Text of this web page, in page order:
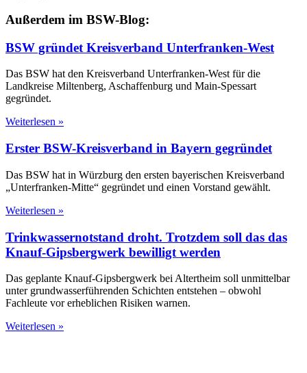
Außerdem im BSW-Blog:
BSW gründet Kreisverband Unterfranken-West
Das BSW hat den Kreisverband Unterfranken-West für die
Landkreise Miltenberg, Aschaffenburg und Main-Spessart
gegründet.
Weiterlesen »
Erster BSW-Kreisverband in Bayern gegründet
Das BSW hat in Würzburg den ersten bayerischen Kreisverband
„Unterfranken-Mitte“ gegründet und einen Vorstand gewählt.
Weiterlesen »
Trinkwassernotstand droht. Trotzdem soll das das
Knauf-Gipsbergwerk bewilligt werden
Das geplante Knauf-Gipsbergwerk bei Altertheim soll unmittelbar
unter grundwasserführenden Schichten entstehen – obwohl
Fachleute vor erheblichen Risiken warnen.
Weiterlesen »